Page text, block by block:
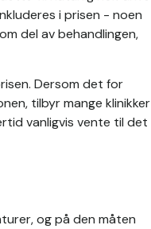
i prisen - noen
del av behandlingen,
Dersom det for
tilbyr mange klinikker
vanligvis vente til det
og på den måten